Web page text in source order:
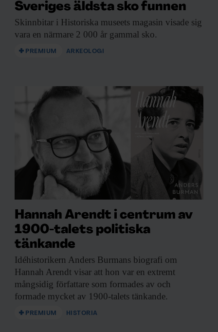
Sveriges äldsta sko funnen
Skinnbitar i Historiska museets magasin visade sig
vara en närmare 2 000 år gammal sko.
PREMIUM ARKEOLOGI
Hannah Arendt i centrum av
1900-talets politiska
tänkande
Idéhistorikern Anders Burmans biografi om
Hannah Arendt visar att hon var en extremt
mångsidig författare som formades av och
formade mycket av 1900-talets tänkande.
PREMIUM HISTORIA